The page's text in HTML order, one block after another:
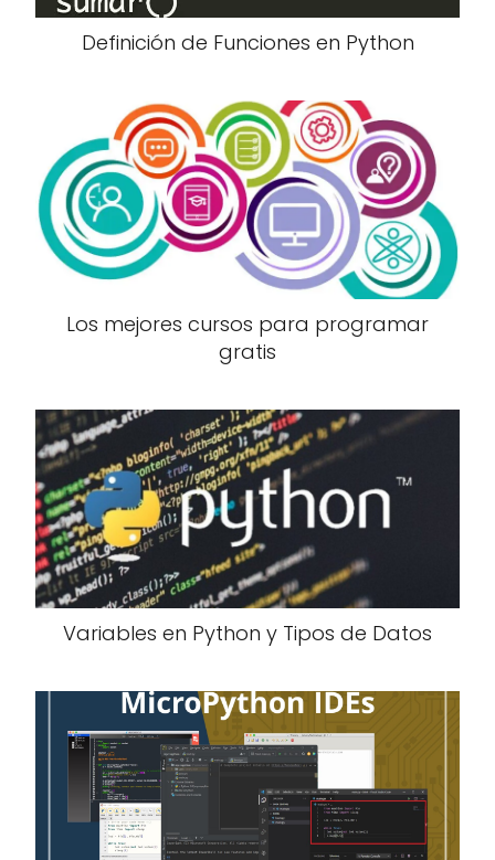
Definición de Funciones en Python
Los mejores cursos para programar
gratis
Variables en Python y Tipos de Datos